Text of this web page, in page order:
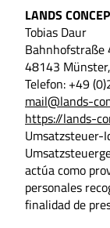
LANDS
Tobias Daur
Bahnhofstraße
48143
Telefon: +49
mail@lands-
https://lands-
Umsatzsteuer-
actúa como
personales
finalidad de